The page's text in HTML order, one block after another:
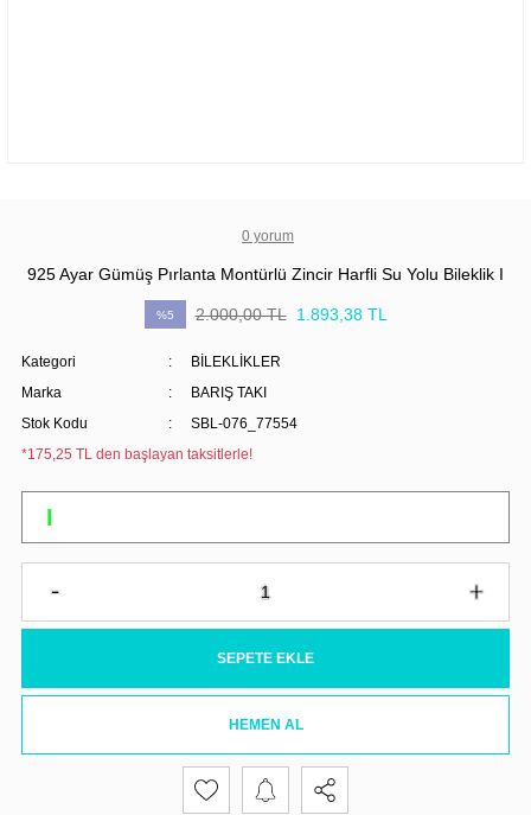
0 yorum
925 Ayar Gümüş Pırlanta Montürlü Zincir Harfli Su Yolu Bileklik I
%5 2.000,00 TL 1.893,38 TL
Kategori
BİLEKLİKLER
Marka
BARIŞ TAKI
Stok Kodu
SBL-076_77554
*175,25 TL den başlayan taksitlerle!
SEPETE EKLE
HEMEN AL